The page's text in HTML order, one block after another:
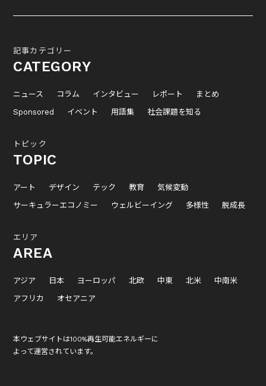
記事カテゴリー
CATEGORY
ニュース コラム インタビュー レポート
まとめ
Sponsored
イベント 用語集 社会課題を知る
トピック
TOPIC
アート デザイン テック 教育
気候変動
サーキュラーエコノミー
ウェルビーイング 多様性 脱成長
エリア
AREA
アジア 日本 ヨーロッパ 北欧 中東 北米
中南米
アフリカ
オセアニア
本ウェブサイトは100%再生可能エネルギーに
よって運営されています。